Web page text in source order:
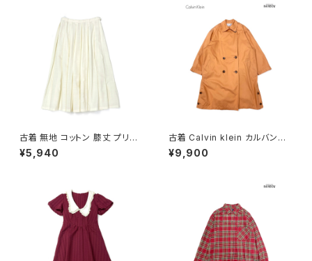
古着 無地 コットン 膝丈 プリー
ツ スカート ベージュ 生成り (b
a2607005)
¥5,940
古着 Calvin klein カルバンク
ライン ライナー付き 無地 コット
ン 長袖 アウター ライトコート
¥9,900